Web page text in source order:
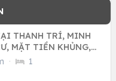
THANH TRÍ, MINH
MẶT TIỀN KHỦNG,
· 1